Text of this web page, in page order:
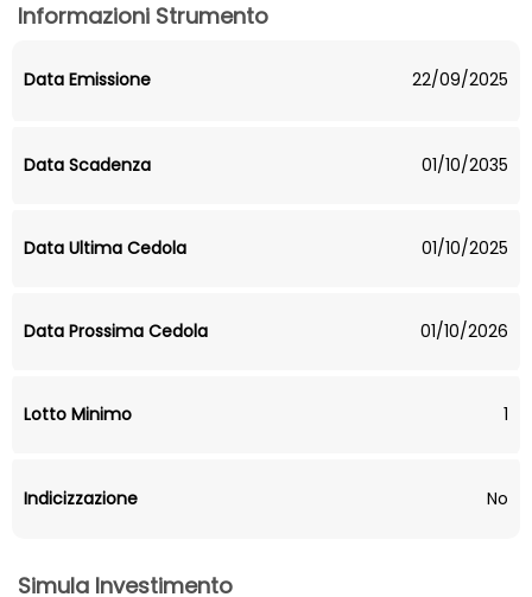
Informazioni Strumento
Data Emissione 22/09/2025
Data Scadenza 01/10/2035
Data Ultima Cedola 01/10/2025
Data Prossima Cedola 01/10/2026
Lotto Minimo 1
Indicizzazione No
Simula Investimento